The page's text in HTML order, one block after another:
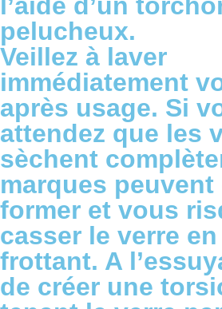
pelucheux.
Veillez à laver
immédiatement
après usage. Si
attendez que les
sèchent
marques peuvent
former et vous
casser le verre
frottant. A
de créer une